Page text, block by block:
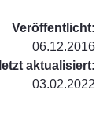
Veröffentlicht:
06.12.2016
aktualisiert:
03.02.2022